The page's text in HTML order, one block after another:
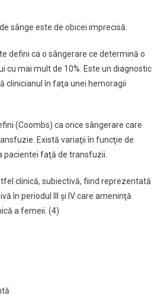
sânge este de obicei imprecisă.
defini ca o sângerare ce determină o
cu mai mult de 10%. Este un diagnostic
clinicianul în faţa unei hemoragii
(Coombs) ca orice sângerare care
Există variaţii în funcţie de
pacientei faţă de transfuzii.
clinică, subiectivă, fiind reprezentată
în periodul III şi IV care ameninţă
a femeii. (4)